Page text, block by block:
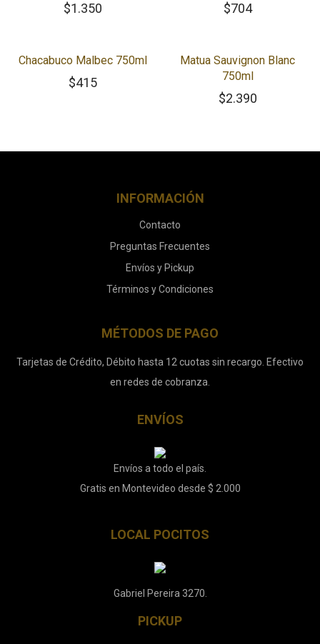
$1.350 $704
Chacabuco Malbec 750ml
$415
Matua Sauvignon Blanc
750ml
$2.390
INFORMACIÓN
Contacto
Preguntas Frecuentes
Envíos y Pickup
Términos y Condiciones
MÉTODOS DE PAGO
Tarjetas de Crédito, Débito hasta 12 cuotas sin recargo. Efectivo
en redes de cobranza.
ENVÍOS
Envíos a todo el país.
Gratis en Montevideo desde $ 2.000
LOCAL POCITOS
Gabriel Pereira 3270.
PICKUP